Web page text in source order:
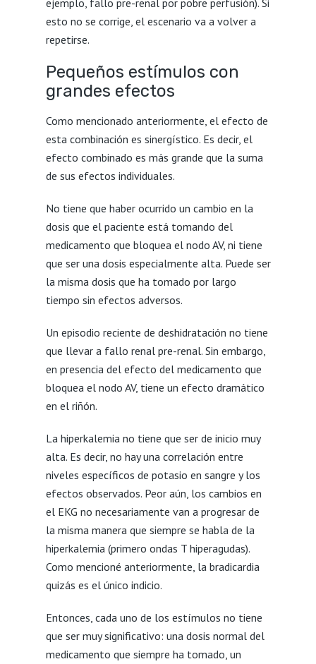
esto no se corrige, el escenario va a volver a
repetirse.
Pequeños estímulos con
grandes efectos
Como mencionado anteriormente, el efecto de
esta combinación es sinergístico. Es decir, el
efecto combinado es más grande que la suma
de sus efectos individuales.
No tiene que haber ocurrido un cambio en la
dosis que el paciente está tomando del
medicamento que bloquea el nodo AV, ni tiene
que ser una dosis especialmente alta. Puede ser
la misma dosis que ha tomado por largo
tiempo sin efectos adversos.
Un episodio reciente de deshidratación no tiene
que llevar a fallo renal pre-renal. Sin embargo,
en presencia del efecto del medicamento que
bloquea el nodo AV, tiene un efecto dramático
en el riñón.
La hiperkalemia no tiene que ser de inicio muy
alta. Es decir, no hay una correlación entre
niveles específicos de potasio en sangre y los
efectos observados. Peor aún, los cambios en
el EKG no necesariamente van a progresar de
la misma manera que siempre se habla de la
hiperkalemia (primero ondas T hiperagudas).
Como mencioné anteriormente, la bradicardia
quizás es el único indicio.
Entonces, cada uno de los estímulos no tiene
que ser muy significativo: una dosis normal del
medicamento que siempre ha tomado, un